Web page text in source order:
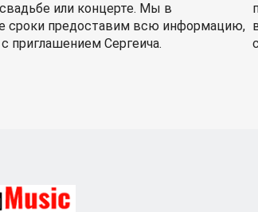
или концерте. Мы в
сроки предоставим всю информацию,
приглашением Сергеича.